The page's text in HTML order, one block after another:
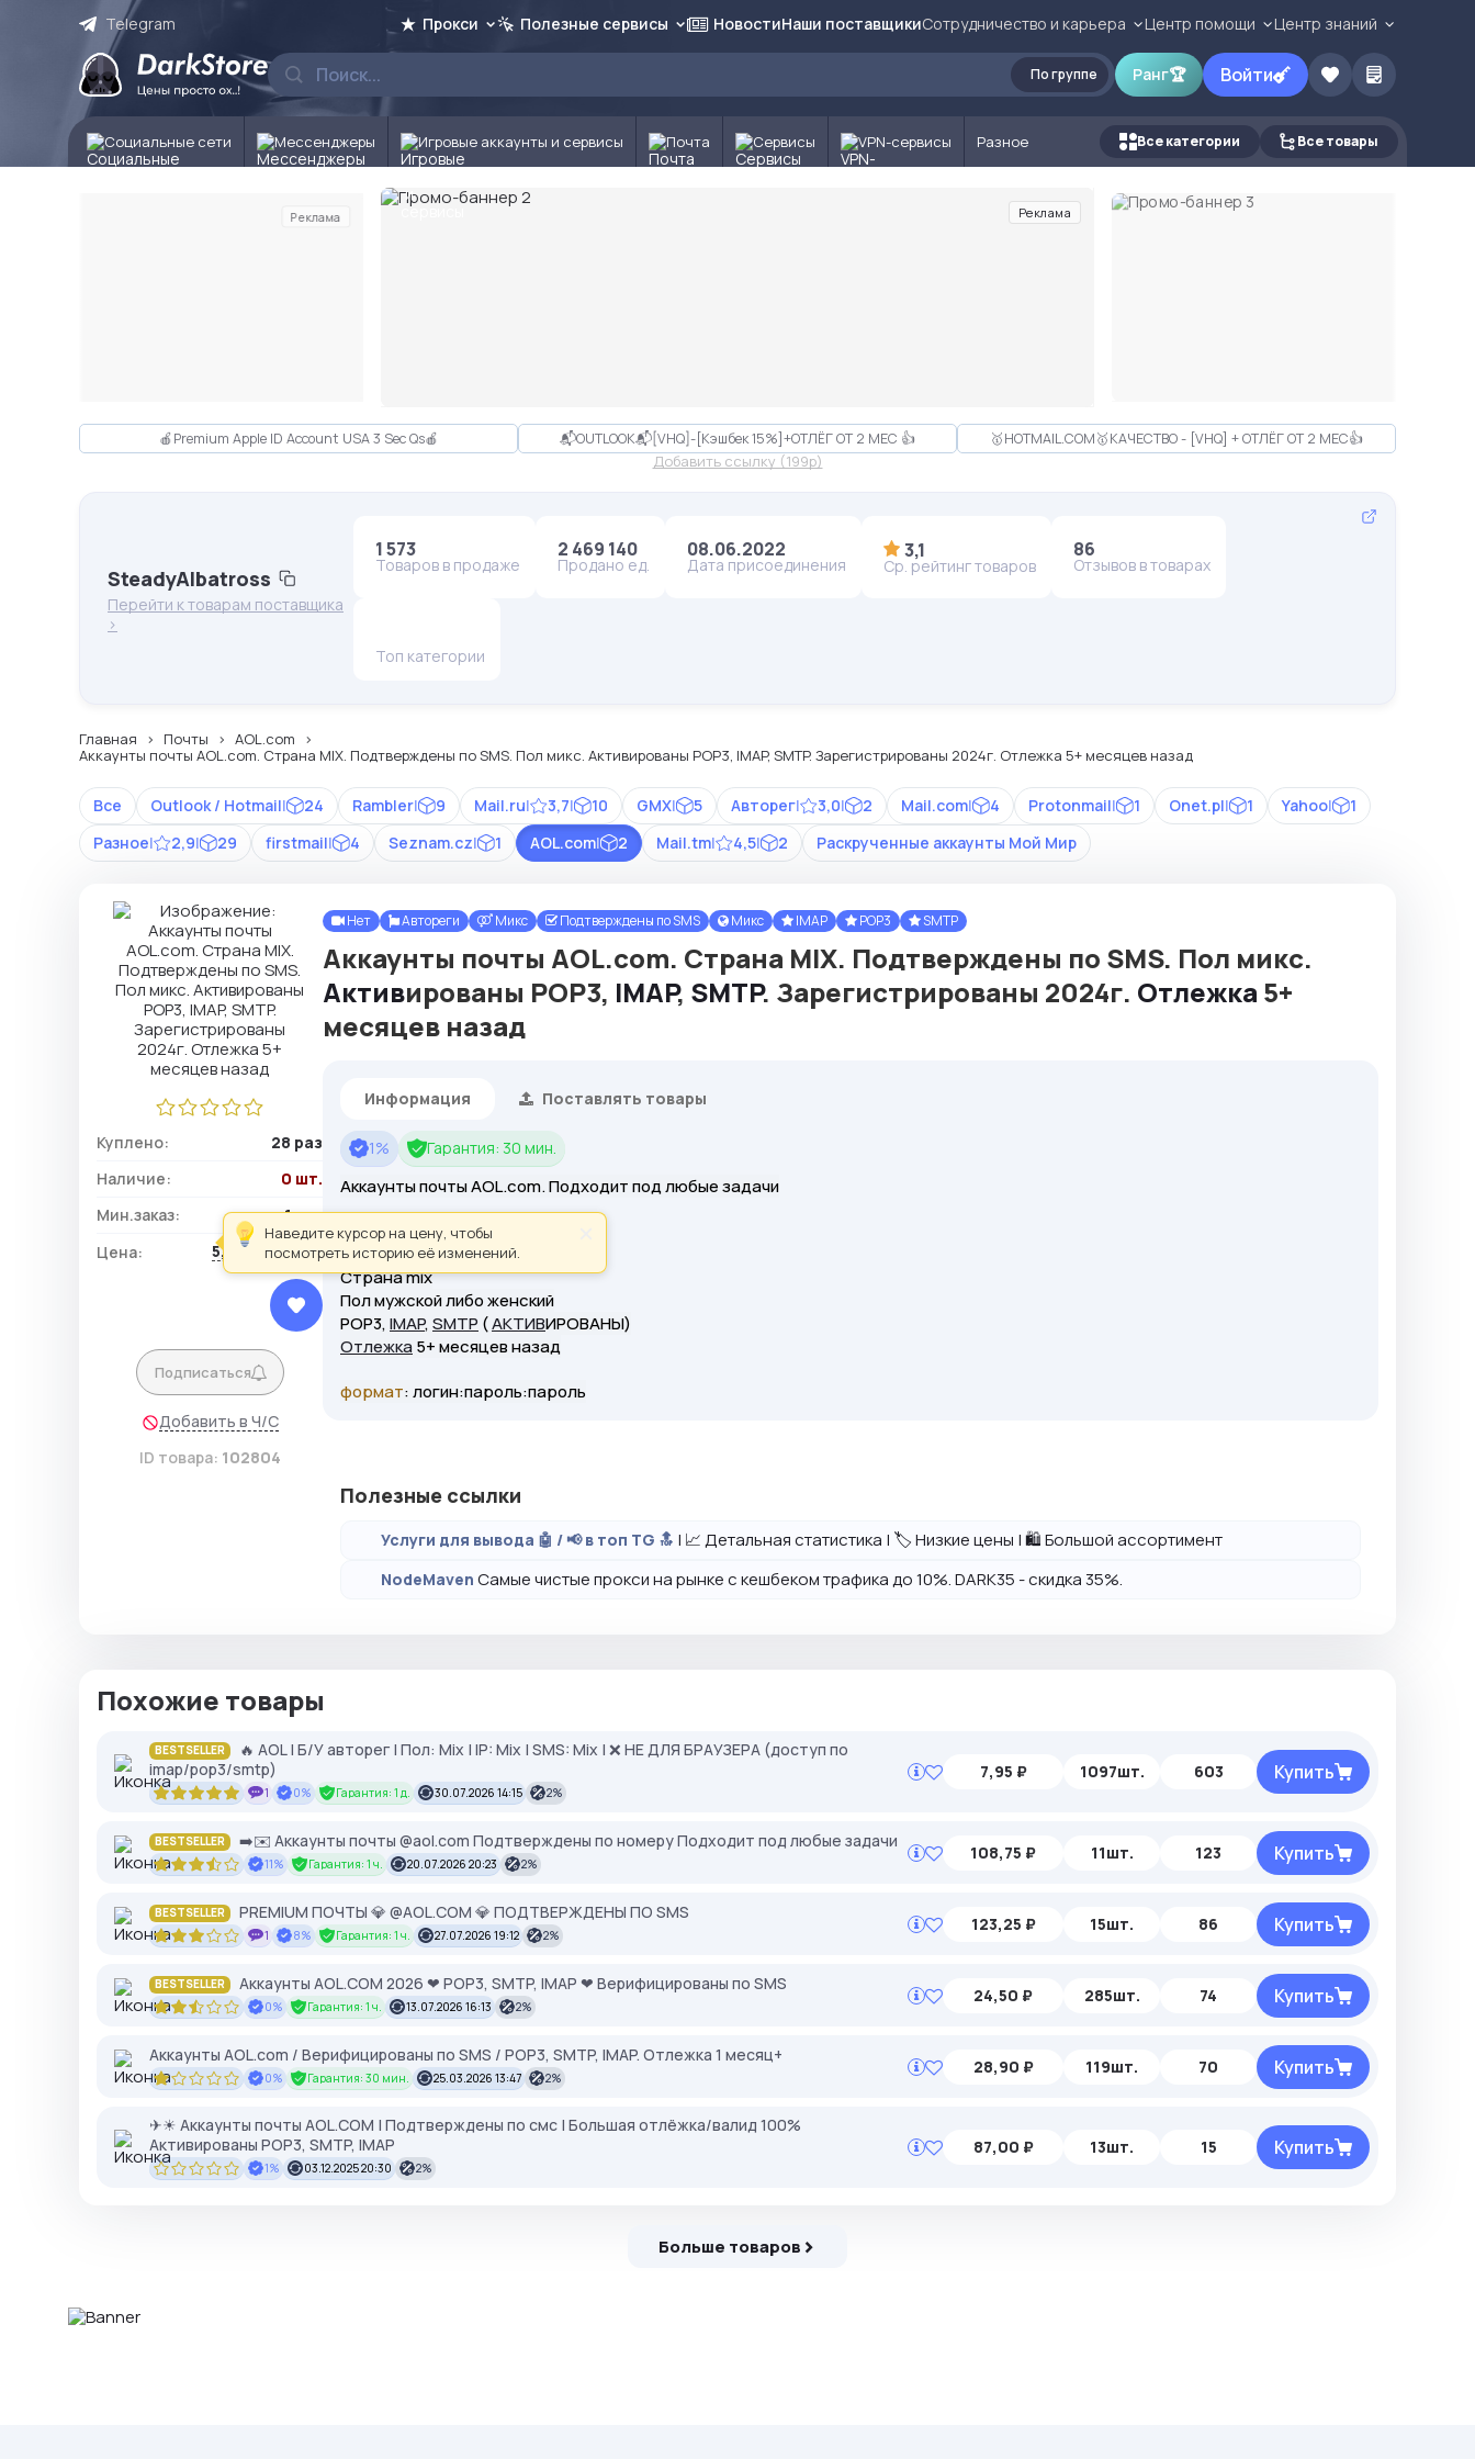
Telegram Прокси Полезные сервисы НовостиНаши поставщикиСотрудничество и карьера Центр помощи Центр знаний
По группе Ранг🏆 Войти
Социальные сети Мессенджеры Игровые аккаунты и сервисы Почта Сервисы VPN-сервисы Разное Все категории Все товары
Реклама Реклама
🍎Premium Apple ID Account USA 3 Sec Qs🍎 📬OUTLOOK📬[VHQ]-[Кэшбек 15%]+ОТЛЁГ ОТ 2 МЕС 👍 🥇HOTMAIL.COM🥇КАЧЕСТВО - [VHQ] + ОТЛЁГ ОТ 2 МЕС👍
Добавить ссылку (199p)
SteadyAlbatross
Перейти к товарам поставщика
>
1 573
Товаров в продаже
2 469 140
Продано ед.
08.06.2022
Дата присоединения
3,1
Ср. рейтинг товаров
86
Отзывов в товарах
Топ категории
Главная Почты
AOL.com
Аккаунты почты AOL.com. Страна MIX. Подтверждены по SMS. Пол микс. Активированы POP3, IMAP, SMTP. Зарегистрированы 2024г. Отлежка 5+ месяцев назад
Все Outlook / Hotmail| 24 Rambler| 9 Mail.ru| 3,7| 10 GMX| 5 Авторег| 3,0| 2 Mail.com| 4 Protonmail| 1 Onet.pl| 1 Yahoo|
1
Разное| 2,9| 29 firstmail| 4 Seznam.cz| 1 AOL.com| 2 Mail.tm| 4,5| 2 Раскрученные аккаунты Мой Мир
Куплено:
28 раз
Наличие:
0 шт.
Мин.заказ:
1 шт.
Цена:
5,61 ₽ / шт.
Подписаться
Добавить в Ч/С
ID товара: 102804
Нет Автореги Микс Подтверждены по SMS Микс IMAP POP3 SMTP
Аккаунты почты AOL.com. Страна MIX. Подтверждены по SMS. Пол микс.
Активированы POP3, IMAP, SMTP. Зарегистрированы 2024г. Отлежка 5+
месяцев назад
Информация Поставлять товары
1% Гарантия: 30 мин.
Аккаунты почты AOL.com. Подходит под любые задачи
Подтверждены по SMS
Зарегистрированы 2024г
Страна mix
Пол мужской либо женский
POP3,IMAP,SMTP (АКТИВИРОВАНЫ)
Отлежка5+ месяцев назад
формат: логин:пароль:пароль
Полезные ссылки
Услуги для вывода 🤖 / 📢 в топ TG 🔝 | 📈 Детальная статистика | 🏷️ Низкие цены | 🛍️ Большой ассортимент
NodeMaven Самые чистые прокси на рынке с кешбеком трафика до 10%. DARK35 - скидка 35%.
Похожие товары
BESTSELLER
🔥 AOL | Б/У авторег | Пол: Mix | IP: Mix | SMS: Mix | ❌ НЕ ДЛЯ БРАУЗЕРА (доступ по
imap/pop3/smtp)
1 0% Гарантия: 1 д. 30.07.2026 14:15 2%
7,95 ₽ 1097шт. 603 Купить
BESTSELLER ➡️✉️ Аккаунты почты @aol.com Подтверждены по номеру Подходит под любые задачи
11% Гарантия: 1 ч. 20.07.2026 20:23 2%
108,75 ₽ 11шт. 123 Купить
BESTSELLER PREMIUM ПОЧТЫ 💎 @AOL.COM 💎 ПОДТВЕРЖДЕНЫ ПО SMS
1 8% Гарантия: 1 ч. 27.07.2026 19:12 2%
123,25 ₽ 15шт. 86 Купить
BESTSELLER Аккаунты AOL.COM 2026 ❤ POP3, SMTP, IMAP ❤ Верифицированы по SMS
0% Гарантия: 1 ч. 13.07.2026 16:13 2%
24,50 ₽ 285шт. 74 Купить
Аккаунты AOL.com / Верифицированы по SMS / POP3, SMTP, IMAP. Отлежка 1 месяц+
0% Гарантия: 30 мин. 25.03.2026 13:47 2%
28,90 ₽ 119шт. 70 Купить
✈☀ Аккаунты почты AOL.COM | Подтверждены по смс | Большая отлёжка/валид 100%
Активированы POP3, SMTP, IMAP
1% 03.12.2025 20:30 2%
87,00 ₽ 13шт. 15 Купить
Больше товаров
Наведите курсор на цену, чтобы
посмотреть историю её изменений.